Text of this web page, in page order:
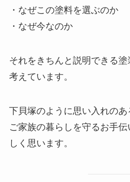
・なぜこの塗料を選ぶのか
・なぜ今なのか
それをきちんと説明できる
考えています。
下貝塚のように思い入れのあ
ご家族の暮らしを守るお手
しく思います。